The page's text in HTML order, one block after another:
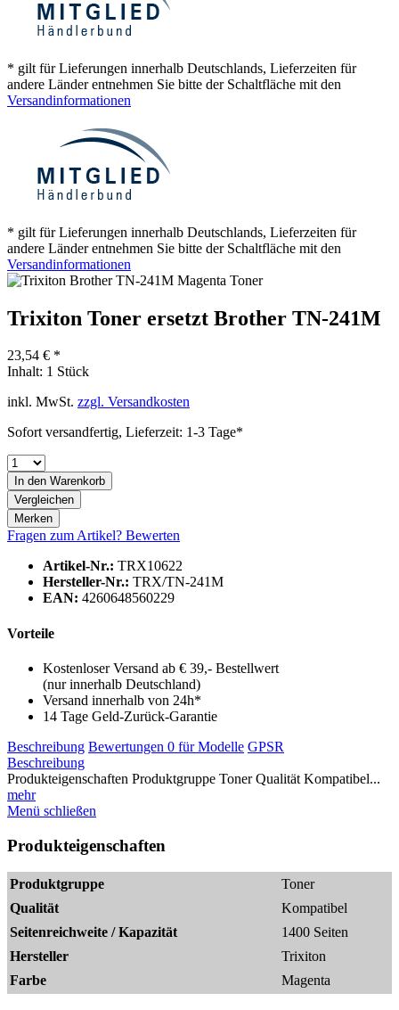
* gilt für Lieferungen innerhalb Deutschlands, Lieferzeiten für
andere Länder entnehmen Sie bitte der Schaltfläche mit den
Versandinformationen
* gilt für Lieferungen innerhalb Deutschlands, Lieferzeiten für
andere Länder entnehmen Sie bitte der Schaltfläche mit den
Versandinformationen
Trixiton Toner ersetzt Brother TN-241M
23,54 € *
Inhalt: 1 Stück
inkl. MwSt. zzgl. Versandkosten
Sofort versandfertig, Lieferzeit: 1-3 Tage*
In den Warenkorb
Vergleichen
Merken
Fragen zum Artikel? Bewerten
Artikel-Nr.: TRX10622
Hersteller-Nr.: TRX/TN-241M
EAN: 4260648560229
Vorteile
Kostenloser Versand ab € 39,- Bestellwert
(nur innerhalb Deutschland)
Versand innerhalb von 24h*
14 Tage Geld-Zurück-Garantie
Beschreibung Bewertungen 0 für Modelle GPSR
Beschreibung
Produkteigenschaften Produktgruppe Toner Qualität Kompatibel...
mehr
Menü schließen
Produkteigenschaften
Produktgruppe
Toner
Qualität
Kompatibel
Seitenreichweite / Kapazität
1400 Seiten
Hersteller
Trixiton
Farbe
Magenta